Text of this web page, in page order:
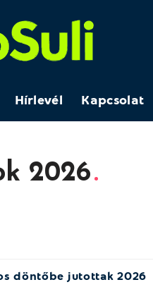
Hírlevél Kapcsolat
2026
döntőbe jutottak 2026